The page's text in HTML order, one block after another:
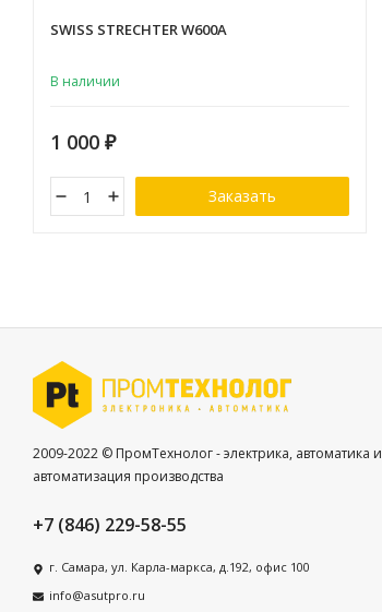
SWISS STRECHTER W600A
В наличии
1 000 ₽
Заказать
2009-2022 © ПромТехнолог - электрика, автоматика и
автоматизация производства
+7 (846) 229-58-55
г. Самара, ул. Карла-маркса, д.192, офис 100
info@asutpro.ru